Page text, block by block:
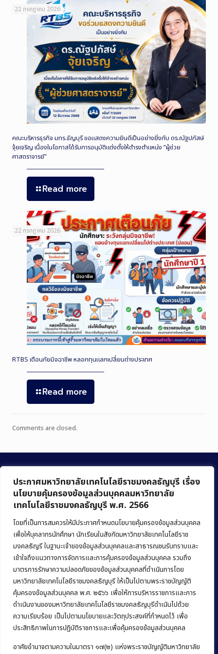
ประกาศมหาวิทยาลัยเทคโนโลยีราชมงคลธัญบุรี เรื่อง
นโยบายคุ้มครองข้อมูลส่วนบุคคลมหาวิทยาลัย
เทคโนโลยีราชมงคลธัญบุรี พ.ศ. 2566
โดยที่เป็นการสมควรให้มีประกาศกำหนดนโยบายคุ้มครองข้อมูลส่วนบุคคล
เพื่อให้บุคลากรนักศึกษา นักเรียนในสังกัดมหาวิทยาลัยเทคโนโลยีราช
มงคลธัญรี ในฐานะเจ้าของข้อมูลส่วนบุคคลและสาธารณชนรับทราบและ
เข้าใจถึงแนวทางการจัดการและการคุ้มครองข้อมูลส่วนบุคคล รวมถึง
มาตรการรักษาความปลอดภัยของข้อมูลส่วนบุคคลที่ดำเนินการโดย
มหาวิทยาลัยเทคโนโลยีราชมงคลธัญบุรี ให้เป็นไปตามพระราชบัญญัติ
คุ้มครองข้อมูลส่วนบุคคล พ.ศ. ๒๕๖๖ เพื่อให้การบริหารราชการและการ
ดำเนินงานของมหาวิทยาลัยเทคโนโลยีราชมงคลธัญบุรีดำเนินไปด้วย
ความเรียบร้อย เป็นไปตามนโยบายและวัตถุประสงค์ที่กำหนดไว้ เพื่อ
ประสิทธิภาพในการปฏิบัติราชการและเพื่อคุ้มครองข้อมูลส่วนบุคคล
อาศัยอำนาจตามความในมาตรา ๑๗(๒) แห่งพระราชบัญญัติมหาวิทยาลัย
22 กรกฎาคม 2026
คณะบริหารธุรกิจ มทร.ธัญบุรี ขอแสดงความยินดีเป็นอย่างยิ่งกับ ดร.ณัฐปภัสษ์
จุ้ยเจริญ เนื่องในโอกาสได้รับการอนุมัติแต่งตั้งให้ดำรงตำแหน่ง ”ผู้ช่วย
ศาสตราจารย์”
Read more
22 กรกฎาคม 2026
RTBS เตือนภัยมิจฉาชีพ หลอกทุนแลกเปลี่ยนต่างประเทศ
Read more
Comments are closed.
คณะบริหารธุรกิจ
มหาวิทยาลัยเทคโนโลยีราชมงคลธัญบุรี
39 หมู่ 1 ถนนรังสิต-นครนายก ตำบลคลองหก
อำเภอคลองหลวง จังหวัดปทุมธานี 12120
Phone:+66 (0) 2549 3243,+66 (0) 2549 3241
E-mail:bus@rmutt.ac.th